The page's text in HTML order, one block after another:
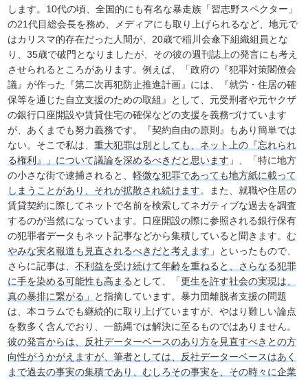
します。10代の頃、全国的にも有名な暴走族「習志野スペクター」
の21代目総会長を務め、メディアにも取り上げられるなど、地元で
はカリスマ的存在だった人間が、20歳で稲川会傘下組織組員とな
り、35歳で破門となりましたが、その彼の週刊誌上の発言にも考え
させられるところがあります。例えば、「政府の『犯罪対策閣僚会
議』が作った『第二次再犯防止推進計画』には、『就労・住居の確
保等を通じた自立支援のための取組』として、元受刑者や元ヤクザ
の銀行口座開設や賃貸住宅の確保などの支援を義務づけています
が、あくまでも努力義務です。『契約自由の原則』もあり簡単では
ない。そこで私は、重大犯罪は別としても、ネット上の『忘れられ
る権利』」について議論を深めるべきだと思います 」、「特に地方
の小さな街で逮捕されると、軽微な犯罪であっても地方紙に載って
しまうことがあり、それが拡散され続けます。また、就職や住居の
賃貸契約に際してネットで名前を検索してネガティブな過去を調査
するのが当然になっています。口座開設の際に参照される銀行保有
の犯罪者データもネット記事などから集積していると聞きます。む
やみな実名報道も見直されるべきだと考えます 」といったもので、
さらに記事は、不利益を受け続けて年齢を重ねると、さらなる犯罪
に手を染める可能性も高まる として、「更生を許す社会の実現は、
真の暴排に繋がる」
と指摘しています。暴力団離脱者支援の問題
は、本コラムでも継続的に取り上げていますが、やはり難しい論点
を数多く含んでおり、一筋縄では解決に至るものではありません。
彼の発言からは、反社データーベースのあり方を見直すべきとの方
向性がうかがえますが、筆者としては、反社データーベースはあく
まで過去の事実の集積であり、むしろその事実を、その時々に企業